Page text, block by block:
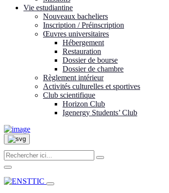
Vie estudiantine
Nouveaux bacheliers
Inscription / Préinscription
Œuvres universitaires
Hébergement
Restauration
Dossier de bourse
Dossier de chambre
Règlement intérieur
Activités culturelles et sportives
Club scientifique
Horizon Club
Igenergy Students’ Club